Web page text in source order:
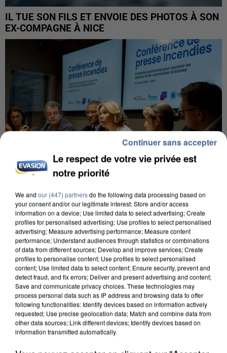
IL TUE SON FILS ET ENVOIE DES PHOTOS À SON
EX-COMPAGNE À NICE
INCENDIES : L’ÎLE-DE-FRANCE LANCE UN ÉLAN
DE SOLIDARITÉ AVEC LES...
Le respect de votre vie privée est
notre priorité
We and our (447) partnersdo the following data processing based on
your consent and/or our legitimate interest: Store and/or access
information on a device; Use limited data to select advertising; Create
profiles for personalised advertising; Use profiles to select personalised
advertising; Measure advertising performance; Measure content
performance; Understand audiences through statistics or combinations
of data from different sources; Develop and improve services; Create
profiles to personalise content; Use profiles to select personalised
content; Use limited data to select content; Ensure security, prevent and
detect fraud, and fix errors; Deliver and present advertising and content;
Save and communicate privacy choices. These technologies may
process personal data such as IP address and browsing data to offer
following functionalities: Identify devices based on information actively
requested; Use precise geolocation data; Match and combine data from
other data sources; Link different devices; Identify devices based on
information transmitted automatically.
Continuer sans accepter